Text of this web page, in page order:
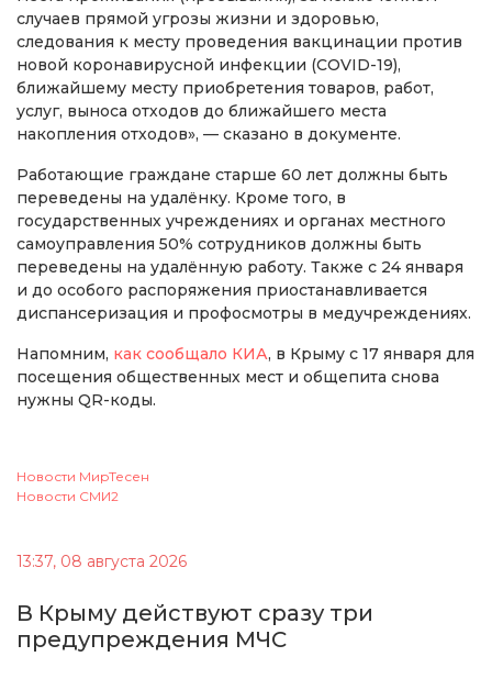
случаев прямой угрозы жизни и здоровью,
следования к месту проведения вакцинации против
новой коронавирусной инфекции (COVID-19),
ближайшему месту приобретения товаров, работ,
услуг, выноса отходов до ближайшего места
накопления отходов», — сказано в документе.
Работающие граждане старше 60 лет должны быть
переведены на удалёнку. Кроме того, в
государственных учреждениях и органах местного
самоуправления 50% сотрудников должны быть
переведены на удалённую работу. Также с 24 января
и до особого распоряжения приостанавливается
диспансеризация и профосмотры в медучреждениях.
Напомним, как сообщало КИА, в Крыму с 17 января для
посещения общественных мест и общепита снова
нужны QR-коды.
Новости МирТесен
Новости СМИ2
13:37, 08 августа 2026
В Крыму действуют сразу три
предупреждения МЧС